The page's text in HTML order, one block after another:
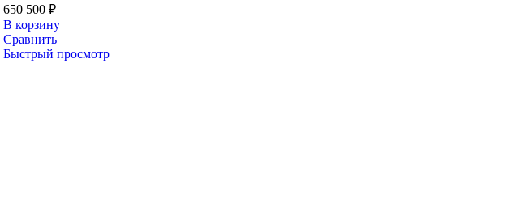
650 500 ₽
В корзину
Сравнить
Быстрый просмотр